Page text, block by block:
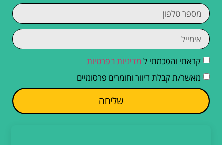
קראתי והסכמתי ל מדיניות הפרטיות
מאשר/ת קבלת דיוור וחומרים פרסומיים
שליחה